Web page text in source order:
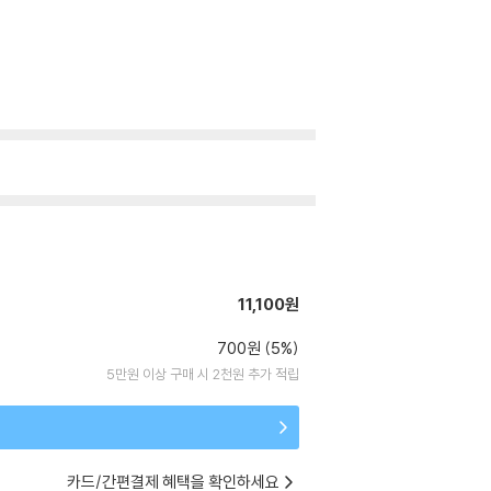
11,100원
700원 (5%)
5만원 이상 구매 시 2천원 추가 적립
카드/간편결제 혜택을 확인하세요